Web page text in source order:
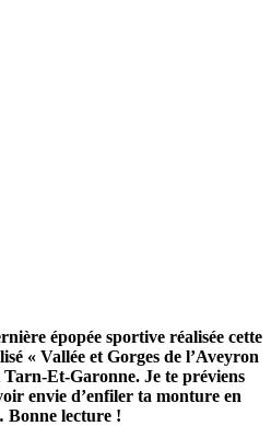
épopée sportive réalisée cette
« Vallée et Gorges de l’Aveyron
Et-Garonne. Je te préviens
envie d’enfiler ta monture en
Bonne lecture !